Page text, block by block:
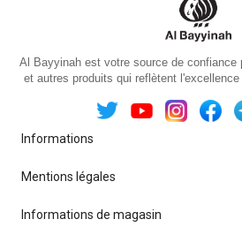
Al Bayyinah est votre source de confiance
et autres produits qui reflètent
Informations
Mentions légales
Informations de magasin